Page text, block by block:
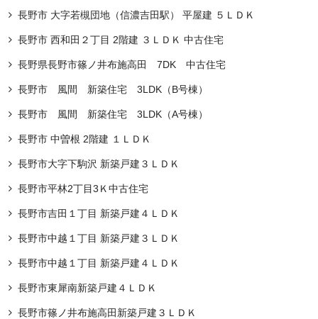
長野市 大字若槻団地（信濃吉田駅） 平屋建 ５ＬＤＫ
長野市 西和田２丁目 2階建 ３ＬＤＫ 中古住宅
長野県長野市篠ノ井布施高田 7DK 中古住宅
長野市 風間 新築住宅 3LDK（B号棟）
長野市 風間 新築住宅 3LDK（A号棟）
長野市 中曽根 2階建 １ＬＤＫ
長野市大字下駒沢 新築戸建３ＬＤＫ
長野市平林2丁目3Ｋ中古住宅
長野市吉田１丁目 新築戸建４ＬＤＫ
長野市中越１丁目 新築戸建３ＬＤＫ
長野市中越１丁目 新築戸建４ＬＤＫ
長野市東犀南新築戸建４ＬＤＫ
長野市篠ノ井布施高田新築戸建３ＬＤＫ